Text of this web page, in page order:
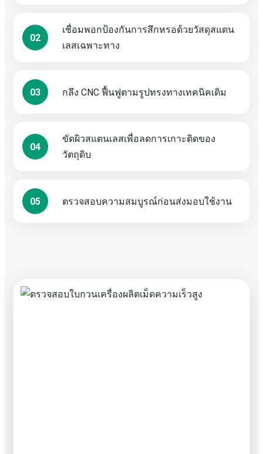
02
เชื่อมพอกป้องกันการสึกหรอด้วยวัสดุสแตน
เลสเฉพาะทาง
03 กลึง CNC ฟื้นฟูตามรูปทรงทางเทคนิคเดิม
04
ขัดผิวสแตนเลสเพื่อลดการเกาะติดของ
วัตถุดิบ
05 ตรวจสอบความสมบูรณ์ก่อนส่งมอบใช้งาน